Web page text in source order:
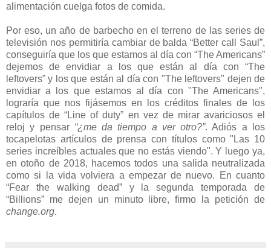
alimentación cuelga fotos de comida.
Por eso, un año de barbecho en el terreno de las series de
televisión nos permitiría cambiar de balda “Better call Saul”,
conseguiría que los que estamos al día con “The Americans”
dejemos de envidiar a los que están al día con “The
leftovers” y los que están al día con "The leftovers" dejen de
envidiar a los que estamos al día con "The Americans",
lograría que nos fijásemos en los créditos finales de los
capítulos de “Line of duty” en vez de mirar avariciosos el
reloj y pensar “¿me da tiempo a ver otro?”. Adiós a los
tocapelotas artículos de prensa con títulos como "Las 10
series increíbles actuales que no estás viendo". Y luego ya,
en otoño de 2018, hacemos todos una salida neutralizada
como si la vida volviera a empezar de nuevo. En cuanto
“Fear the walking dead” y la segunda temporada de
“Billions” me dejen un minuto libre, firmo la petición de
change.org.